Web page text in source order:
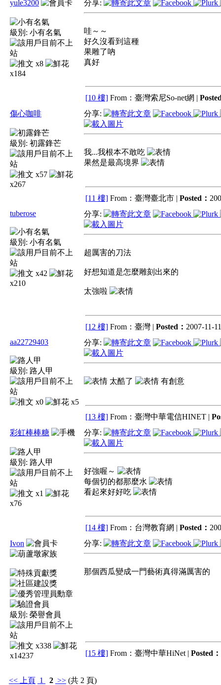
yule3200
級別: 小有名氣
x8
x184
分享:
哇～～
好久沒看到這種
果雕了吶
真好
[10 樓] From：臺灣索尼So-net網 |
傷心咖啡
級別: 初露鋒芒
x57
x267
分享:
我...我根本不敢吃
果然是最高境界
[11 樓] From：臺灣臺北市 | Posted：
tuberose
級別: 小有名氣
x42
x210
分享:
超厲害的刀法
好想知道是怎麼雕刻出來的
太強啦
[12 樓] From：臺灣 | Posted： 2007-11-
aa22729403
級別: 路人甲
x0 x5
分享:
太酷了 有創意
[13 樓] From：臺灣中華電信HINET |
彩虹棒棒糖
級別: 路人甲
x1
x76
分享:
好強喔～
每個切的都那麼水
看起來好好吃
[14 樓] From：台灣教育網 | Posted：
Ivon
級別: 榮譽會員
x338
x14237
分享:
那個西瓜變成一門藝術真得滿厲害的
[15 樓] From：臺灣中華HiNet | Posted：
<< 上頁 1 2 >> (共 2 頁)